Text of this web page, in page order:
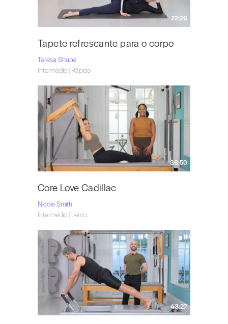
22:26
Tapete refrescante para o corpo
Teresa Shupe
Intermédio | Rápido
36:50
Core Love Cadillac
Nicole Smith
Intermédio | Lento
43:27